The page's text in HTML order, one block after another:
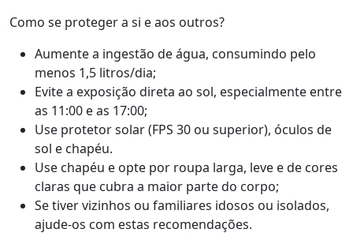
Como se proteger a si e aos outros?
Aumente a ingestão de água, consumindo pelo
menos 1,5 litros/dia;
Evite a exposição direta ao sol, especialmente entre
as 11:00 e as 17:00;
Use protetor solar (FPS 30 ou superior), óculos de
sol e chapéu.
Use chapéu e opte por roupa larga, leve e de cores
claras que cubra a maior parte do corpo;
Se tiver vizinhos ou familiares idosos ou isolados,
ajude-os com estas recomendações.